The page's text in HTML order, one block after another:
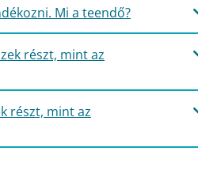
Mi a teendő?
részt, mint az
részt, mint az